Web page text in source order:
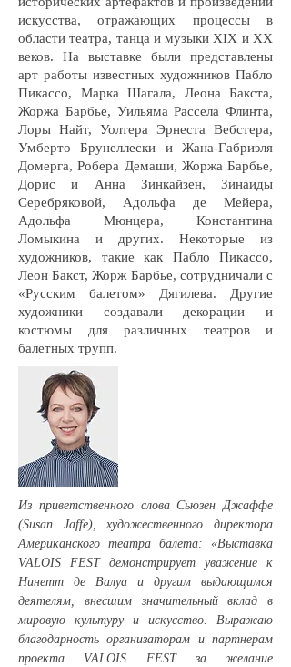
искусства, отражающих процессы в
области театра, танца и музыки XIX и XX
веков. На выставке были представлены
арт работы известных художников Пабло
Пикассо, Марка Шагала, Леона Бакста,
Жоржа Барбье, Уильяма Рассела Флинта,
Лоры Найт, Уолтера Эрнеста Вебстера,
Умберто Брунеллески и Жана-Габриэля
Домерга, Робера Демаши, Жоржа Барбье,
Дорис и Анна Зинкайзен, Зинаиды
Серебряковой, Адольфа де Мейера,
Адольфа Мюнцера, Константина
Ломыкина и других. Некоторые из
художников, такие как Пабло Пикассо,
Леон Бакст, Жорж Барбье, сотрудничали с
«Русским балетом» Дягилева. Другие
художники создавали декорации и
костюмы для различных театров и
балетных трупп.
Из приветственного слова Сьюзен Джаффе
(Susan Jaffe), художественного директора
Американского театра балета: «Выставка
VALOIS FEST демонстрирует уважение к
Нинетт де Валуа и другим выдающимся
деятелям, внесшим значительный вклад в
мировую культуру и искусство. Выражаю
благодарность организаторам и партнерам
проекта VALOIS FEST за желание